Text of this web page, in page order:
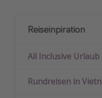
Reiseinpiration
All Inclusive
Rundreisen in